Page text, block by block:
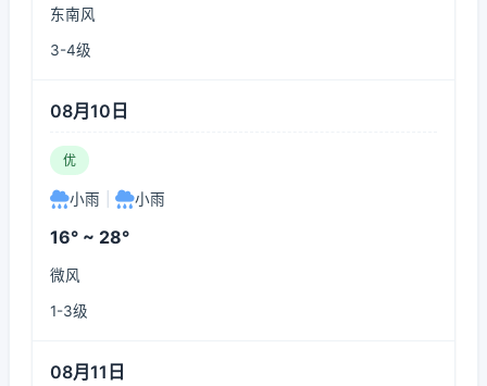
东南风
3-4级
08月10日
优
小雨 小雨
16° ~ 28°
微风
1-3级
08月11日